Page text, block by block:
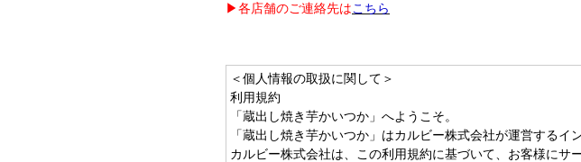
▶各店舗のご連絡先はこちら